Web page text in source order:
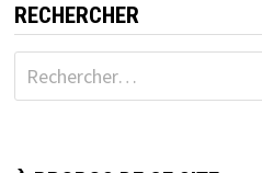
RECHERCHER
Rechercher :